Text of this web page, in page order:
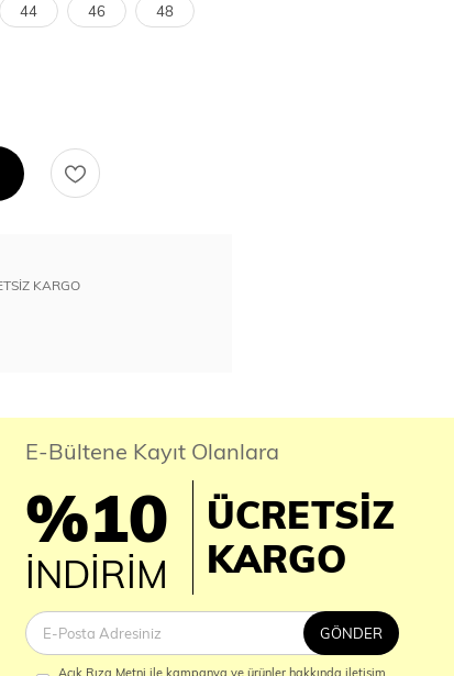
44 46 48
KARGO
E-Bültene Kayıt Olanlara
%10
İNDİRİM
ÜCRETSİZ
KARGO
GÖNDER
Açık Rıza Metni ile kampanya ve ürünler hakkında iletişim